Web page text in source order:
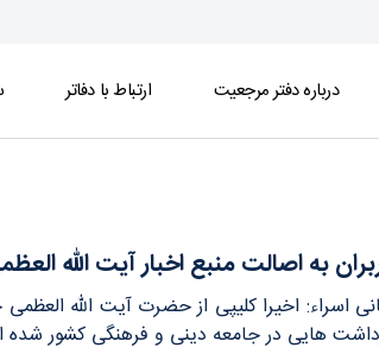
درباره دفتر مرجعیت ارتباط با دفاتر
به اصالت منبع اخبار آیت الله
اسراء: اخیرا کلیپی از حضرت آیت الله
هایی در جامعه دینی و فرهنگی کشور